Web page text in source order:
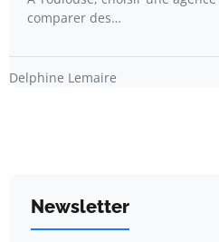
comparer des…
Delphine Lemaire
Newsletter